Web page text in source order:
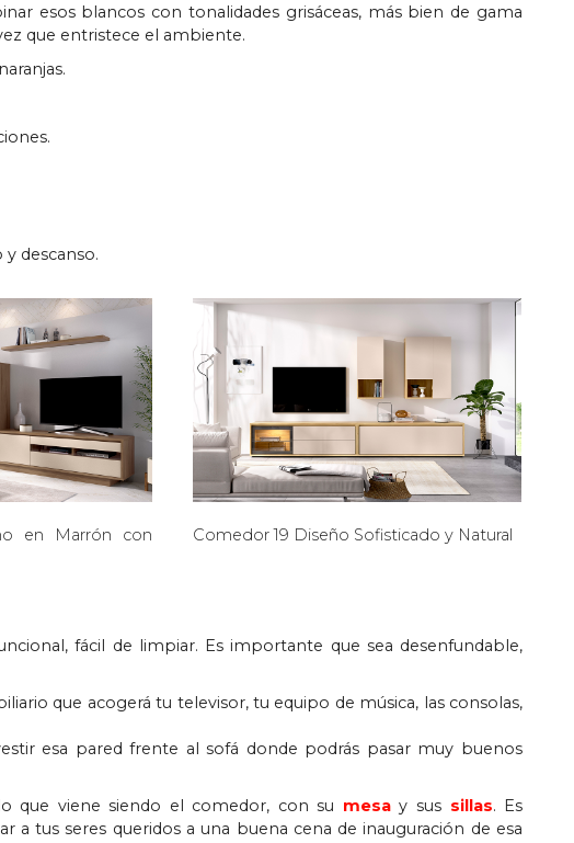
esos blancos con tonalidades grisáceas, más bien de gama
que entristece el ambiente.
descanso.
en Marrón con
Comedor 19 Diseño Sofisticado y Natural
fácil de limpiar. Es importante que sea desenfundable,
que acogerá tu televisor, tu equipo de música, las consolas,
esa pared frente al sofá donde podrás pasar muy buenos
que viene siendo el comedor, con su mesay sus sillas. Es
tus seres queridos a una buena cena de inauguración de esa